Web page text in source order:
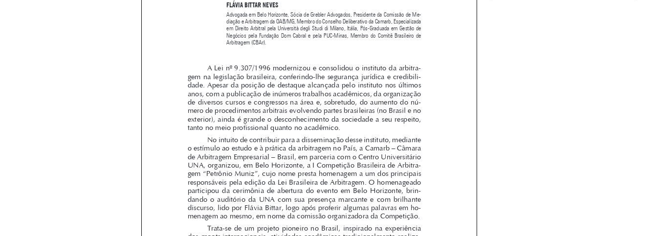






 


















Competição Brasileira de Arbitragem “Petrônio Muniz” – Um Caso
de Sucesso*
FLÁVIA BITTAR NEVES
Arbitragem (CBAr).
A Lei nº 9.307/1996 modernizou e consolidou o instituto da arbitra-
gem na legislação brasileira, conferindo-lhe segurança jurídica e credibili-
dade. Apesar da posição de destaque alcançada pelo instituto nos últimos
anos, com a publicação de inúmeros trabalhos acadêmicos, da organização
de diversos cursos e congressos na área e, sobretudo, do aumento do nú
mero de procedimentos arbitrais evolvendo partes brasileiras (no Brasil e no
exterior), ainda é grande o desconhecimento da sociedade a seu respeito,
tanto no meio profissional quanto no acadêmico.
No intuito de contribuir para a disseminação desse instituto, mediante
o estímulo ao estudo e à prática da arbitragem no País, a Camarb – Câmara
de Arbitragem Empresarial – Brasil, em parceria com o Centro Universitário
UNA, organizou, em Belo Horizonte, a I Competição Brasileira de Arbitra -
gem “Petrônio Muniz”, cujo nome presta homenagem a um dos principais
responsáveis pela edição da Lei Brasileira de Arbitragem. O homenageado
participou  da  cerimônia  de  abertura  do  evento  em  Belo  Horizonte,  brin-
dando  o  auditório  da  UNA  com  sua  presença  marcante  e  com  brilhante
discurso, lido por Flávia Bittar, logo após proferir algumas palavras em ho-
menagem ao mesmo, em nome da comissão organizadora da Competição.
Trata-se  de  um  projeto  pioneiro  no  Brasil,  inspirado  na  experiência
dos moots internacionais, atividades acadêmicas tradicionalmente realiza-
das  em  universidades  americanas  e  europeias,  em  que  estudantes  partici
pam da simulação de uma resolução de controvérsias fictícia, atuando como
verdadeiros advogados. A Competição brasileira simulou um procedimento
arbitral entre empresas atuantes nas áreas de construção e mineração, tendo